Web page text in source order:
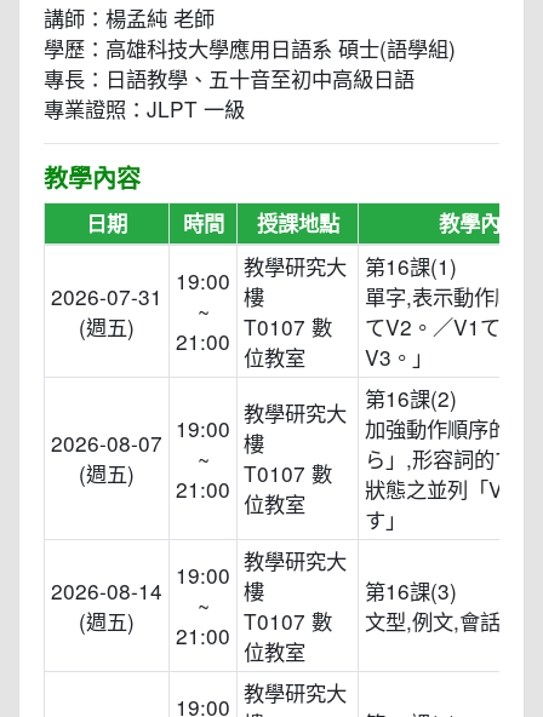
講師：楊孟純 老師
學歷：高雄科技大學應用日語系 碩士(語學組)
專長：日語教學、五十音至初中高級日語
專業證照：JLPT 一級
教學內容
日期 時間 授課地點 教學內容
2026-07-31
(週五)
19:00
~
21:00
教學研究大
樓
T0107 數
位教室
第16課(1)
單字,表示動作順序
てV2。／V1てV2
V3。」
2026-08-07
(週五)
19:00
~
21:00
教學研究大
樓
T0107 數
位教室
第16課(2)
加強動作順序的「
ら」,形容詞的て形
狀態之並列「Vて
す」
2026-08-14
(週五)
19:00
~
21:00
教學研究大
樓
T0107 數
位教室
第16課(3)
文型,例文,會話
19:00 教學研究大